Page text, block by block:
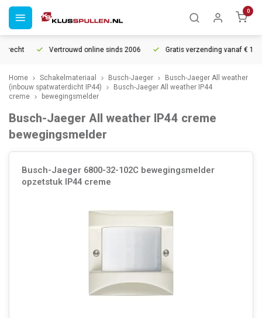
0
Vertrouwd online sinds 2006 Gratis verzending vanaf € 150
Home Schakelmateriaal Busch-Jaeger
Busch-Jaeger All weather
(inbouw spatwaterdicht IP44)
Busch-Jaeger All weather IP44
creme
bewegingsmelder
Busch-Jaeger All weather IP44 creme
bewegingsmelder
Busch-Jaeger 6800-32-102C bewegingsmelder
opzetstuk IP44 creme